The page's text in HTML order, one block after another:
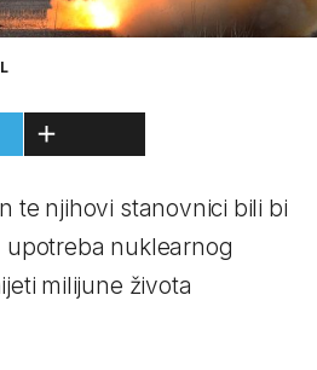
te njihovi stanovnici bili bi
upotreba nuklearnog
milijune života